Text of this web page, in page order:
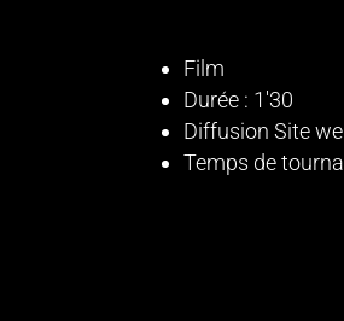
Film
Durée : 1'30
Diffusion Site
Temps de